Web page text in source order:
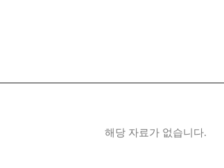
해당 자료가 없습니다.